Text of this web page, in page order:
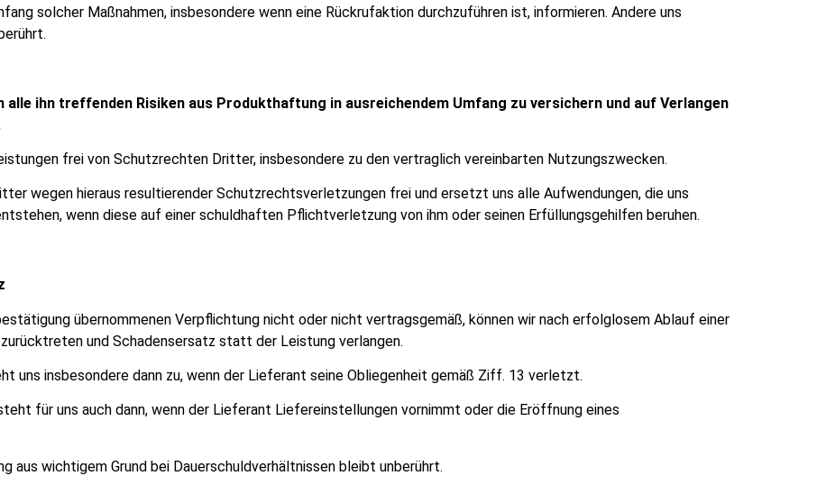
solcher Maßnahmen, insbesondere wenn eine Rückrufaktion durchzuführen ist, informieren. Andere uns
ihn treffenden Risiken aus Produkthaftung in ausreichendem Umfang zu versichern und auf Verlangen
frei von Schutzrechten Dritter, insbesondere zu den vertraglich vereinbarten Nutzungszwecken.
wegen hieraus resultierender Schutzrechtsverletzungen frei und ersetzt uns alle Aufwendungen, die uns
wenn diese auf einer schuldhaften Pflichtverletzung von ihm oder seinen Erfüllungsgehilfen beruhen.
übernommenen Verpflichtung nicht oder nicht vertragsgemäß, können wir nach erfolglosem Ablauf einer
und Schadensersatz statt der Leistung verlangen.
uns insbesondere dann zu, wenn der Lieferant seine Obliegenheit gemäß Ziff. 13 verletzt.
für uns auch dann, wenn der Lieferant Liefereinstellungen vornimmt oder die Eröffnung eines
aus wichtigem Grund bei Dauerschuldverhältnissen bleibt unberührt.